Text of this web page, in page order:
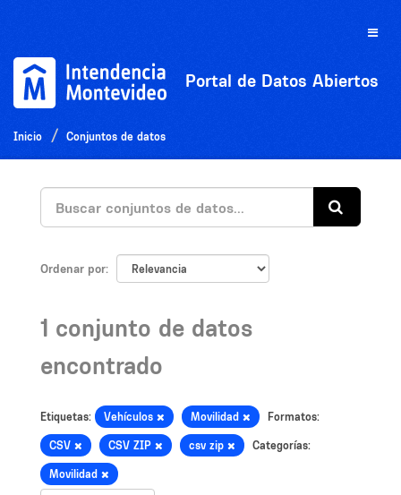
Toggle
Portal de Datos Abiertos
Inicio Conjuntos de datos
Ordenar por
1 conjunto de datos
encontrado
Etiquetas: Vehículos Movilidad Formatos:
CSV CSV ZIP csv zip Categorías:
Movilidad